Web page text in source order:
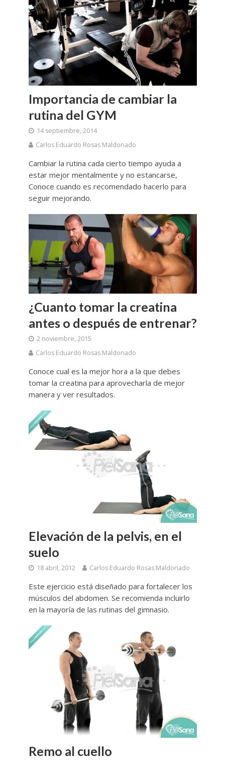
Importancia de cambiar la
rutina del GYM
14 septiembre, 2014
Carlos Eduardo Rosas Maldonado
Cambiar la rutina cada cierto tiempo ayuda a
estar mejor mentalmente y no estancarse,
Conoce cuando es recomendado hacerlo para
seguir mejorando.
¿Cuanto tomar la creatina
antes o después de entrenar?
2 noviembre, 2015
Carlos Eduardo Rosas Maldonado
Conoce cual es la mejor hora a la que debes
tomar la creatina para aprovecharla de mejor
manera y ver resultados.
Elevación de la pelvis, en el
suelo
18 abril, 2012 Carlos Eduardo Rosas Maldonado
Este ejercicio está diseñado para fortalecer los
músculos del abdomen. Se recomienda incluirlo
en la mayoría de las rutinas del gimnasio.
Remo al cuello